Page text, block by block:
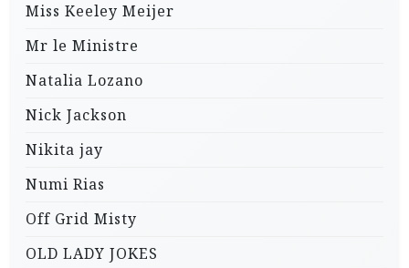
Miss Keeley Meijer
Mr le Ministre
Natalia Lozano
Nick Jackson
Nikita jay
Numi Rias
Off Grid Misty
OLD LADY JOKES